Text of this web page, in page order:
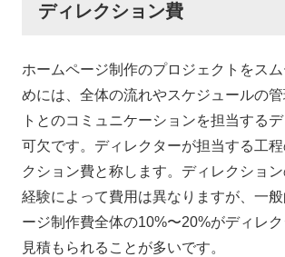
ディレクション費
ホームページ制作のプロジェクトをス
めには、全体の流れやスケジュールの
トとのコミュニケーションを担当する
可欠です。ディレクターが担当する工
クション費と称します。ディレクショ
経験によって費用は異なりますが、一
ージ制作費全体の10%〜20%がディレ
見積もられることが多いです。